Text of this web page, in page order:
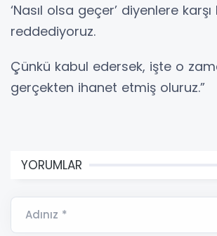
‘Nasıl olsa geçer’ diyenlere
reddediyoruz.
Çünkü kabul edersek, işte o
gerçekten ihanet etmiş oluruz.”
YORUMLAR
Adınız *